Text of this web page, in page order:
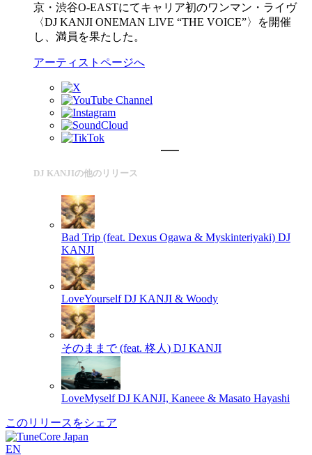
京・渋谷O-EASTにてキャリア初のワンマン・ライヴ
〈DJ KANJI ONEMAN LIVE “THE VOICE”〉を開催
し、満員を果たした。
アーティストページへ
DJ KANJIの他のリリース
Bad Trip (feat. Dexus Ogawa & Myskinteriyaki) DJ
KANJI
LoveYourself DJ KANJI & Woody
そのままで (feat. 柊人) DJ KANJI
LoveMyself DJ KANJI, Kaneee & Masato Hayashi
このリリースをシェア
EN